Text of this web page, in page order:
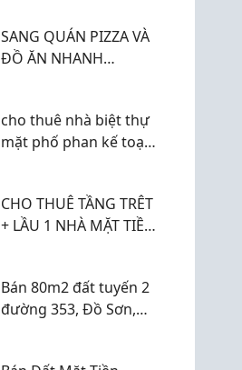
SANG QUÁN PIZZA VÀ
ĐỒ ĂN NHANH
cho thuê nhà biệt thự
mặt phố phan kế toại
CHO THUÊ TẦNG TRÊT
+ LẦU 1 NHÀ MẶT TIỀN
GIÁ 20 TRIỆU.
Bán 80m2 đất tuyến 2
đường 353, Đồ Sơn,